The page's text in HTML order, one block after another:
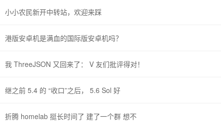
小小农民新开中转站，欢迎来踩
港版安卓机是满血的国际版安卓机吗？
我 ThreeJSON 又回来了： V 友们批评得对！
继之前 5.4 的 “收口”之后， 5.6 Sol 好
折腾 homelab 挺长时间了 建了一个群 想不